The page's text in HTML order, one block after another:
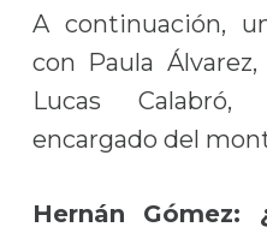
A continuación,
con Paula
Lucas
encargado del
Hernán Gómez: